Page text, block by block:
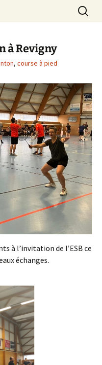
Multisports
course à pied,
à Revigny
, course à pied
à l’invitation de l’ESB ce
échanges.